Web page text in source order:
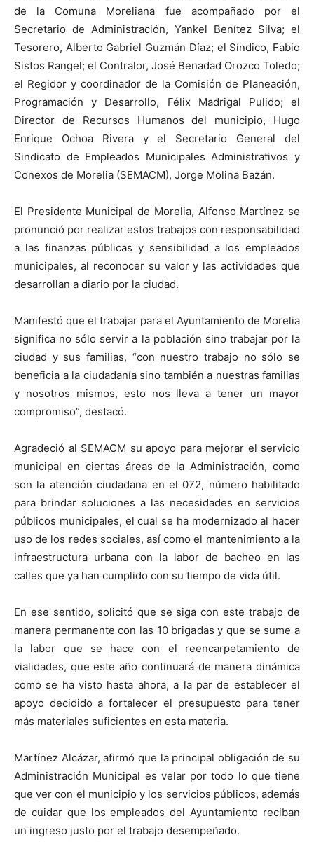
de la Comuna Moreliana fue acompañado por el
Secretario de Administración, Yankel Benítez Silva; el
Tesorero, Alberto Gabriel Guzmán Díaz; el Síndico, Fabio
Sistos Rangel; el Contralor, José Benadad Orozco Toledo;
el Regidor y coordinador de la Comisión de Planeación,
Programación y Desarrollo, Félix Madrigal Pulido; el
Director de Recursos Humanos del municipio, Hugo
Enrique Ochoa Rivera y el Secretario General del
Sindicato de Empleados Municipales Administrativos y
Conexos de Morelia (SEMACM), Jorge Molina Bazán.
El Presidente Municipal de Morelia, Alfonso Martínez se
pronunció por realizar estos trabajos con responsabilidad
a las finanzas públicas y sensibilidad a los empleados
municipales, al reconocer su valor y las actividades que
desarrollan a diario por la ciudad.
Manifestó que el trabajar para el Ayuntamiento de Morelia
significa no sólo servir a la población sino trabajar por la
ciudad y sus familias, “con nuestro trabajo no sólo se
beneficia a la ciudadanía sino también a nuestras familias
y nosotros mismos, esto nos lleva a tener un mayor
compromiso”, destacó.
Agradeció al SEMACM su apoyo para mejorar el servicio
municipal en ciertas áreas de la Administración, como
son la atención ciudadana en el 072, número habilitado
para brindar soluciones a las necesidades en servicios
públicos municipales, el cual se ha modernizado al hacer
uso de los redes sociales, así como el mantenimiento a la
infraestructura urbana con la labor de bacheo en las
calles que ya han cumplido con su tiempo de vida útil.
En ese sentido, solicitó que se siga con este trabajo de
manera permanente con las 10 brigadas y que se sume a
la labor que se hace con el reencarpetamiento de
vialidades, que este año continuará de manera dinámica
como se ha visto hasta ahora, a la par de establecer el
apoyo decidido a fortalecer el presupuesto para tener
más materiales suficientes en esta materia.
Martínez Alcázar, afirmó que la principal obligación de su
Administración Municipal es velar por todo lo que tiene
que ver con el municipio y los servicios públicos, además
de cuidar que los empleados del Ayuntamiento reciban
un ingreso justo por el trabajo desempeñado.